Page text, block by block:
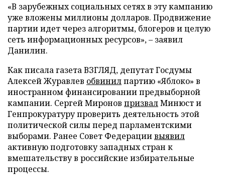
«В зарубежных социальных сетях в эту кампанию
уже вложены миллионы долларов. Продвижение
партии идет через алгоритмы, блогеров и целую
сеть информационных ресурсов», – заявил
Данилин.
Как писала газета ВЗГЛЯД, депутат Госдумы
Алексей Журавлев обвинилпартию «Яблоко» в
иностранном финансировании предвыборной
кампании. Сергей Миронов призвалМинюст и
Генпрокуратуру проверить деятельность этой
политической силы перед парламентскими
выборами. Ранее Совет Федерациивыявил
активную подготовку западных стран к
вмешательству в российские избирательные
процессы.